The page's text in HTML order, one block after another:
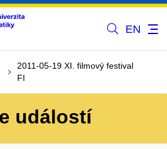
EN
2011-05-19 XI. filmový festival
FI
událostí